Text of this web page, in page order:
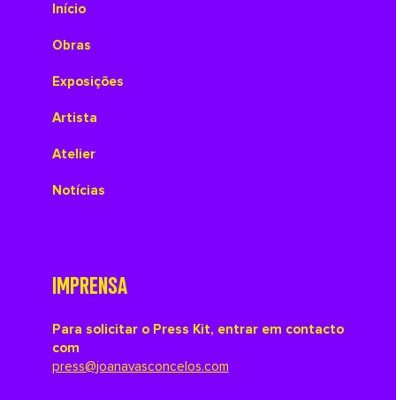
Início
Obras
Exposições
Artista
Atelier
Notícias
IMPRENSA
Para solicitar o Press Kit, entrar em contacto
com
press@joanavasconcelos.com